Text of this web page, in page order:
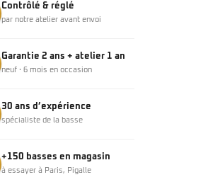
Contrôlé & réglé
par notre atelier avant envoi
Garantie 2 ans + atelier 1 an
neuf · 6 mois en occasion
30 ans d’expérience
spécialiste de la basse
+150 basses en magasin
à essayer à Paris, Pigalle